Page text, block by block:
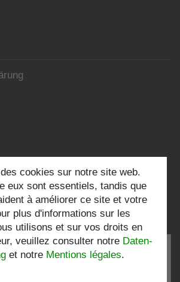
cookies sur notre site web.
eux sont essentiels, tandis que
à améliorer ce site et votre
plus d'informations sur les
utilisons et sur vos droits en
veuillez consulter notre Daten­
et notre Mentions légales.